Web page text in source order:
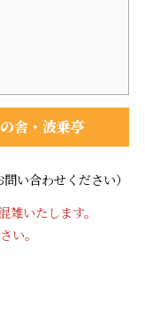
舎・波乗亭
い合わせください）
いたします。
い。